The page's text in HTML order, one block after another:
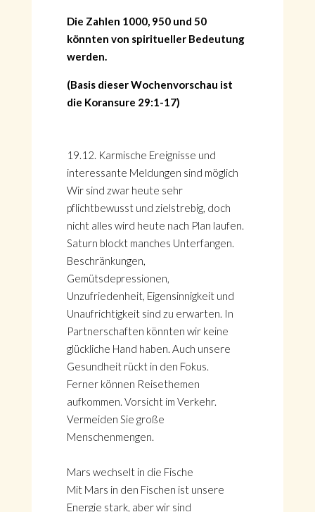
Die Zahlen 1000, 950 und 50
könnten von spiritueller Bedeutung
werden.
(Basis dieser Wochenvorschau ist
die Koransure 29:1-17)
19.12. Karmische Ereignisse und
interessante Meldungen sind möglich
Wir sind zwar heute sehr
pflichtbewusst und zielstrebig, doch
nicht alles wird heute nach Plan laufen.
Saturn blockt manches Unterfangen.
Beschränkungen,
Gemütsdepressionen,
Unzufriedenheit, Eigensinnigkeit und
Unaufrichtigkeit sind zu erwarten. In
Partnerschaften könnten wir keine
glückliche Hand haben. Auch unsere
Gesundheit rückt in den Fokus.
Ferner können Reisethemen
aufkommen. Vorsicht im Verkehr.
Vermeiden Sie große
Menschenmengen.
Mars wechselt in die Fische
Mit Mars in den Fischen ist unsere
Energie stark, aber wir sind